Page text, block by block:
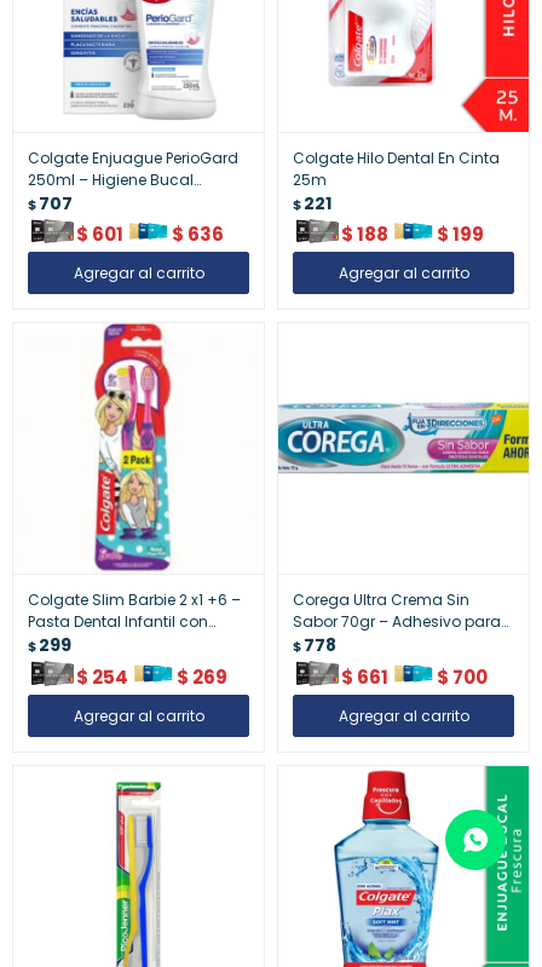
Colgate Enjuague PerioGard
250ml – Higiene Bucal
Especializada
$707
$ 601 $ 636
Colgate Hilo Dental En Cinta
25m
$221
$188 $199
Colgate Slim Barbie 2 x1 +6 –
Pasta Dental Infantil con
Cepillo
$299
$ 254 $ 269
Corega Ultra Crema Sin
Sabor 70gr – Adhesivo para
Prótesis Dentales
$778
$ 661 $ 700